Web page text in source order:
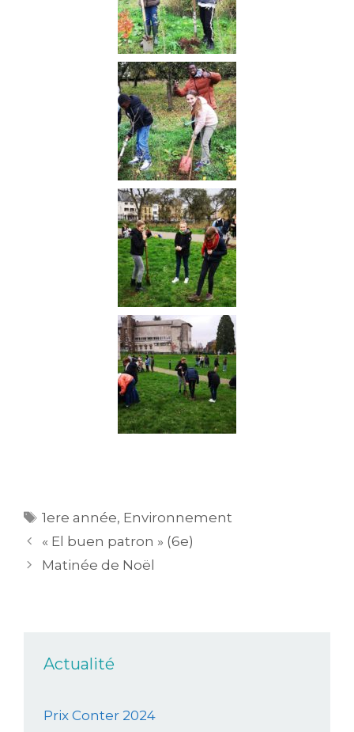
1ere année, Environnement
« El buen patron » (6e)
Matinée de Noël
Actualité
Prix Conter 2024